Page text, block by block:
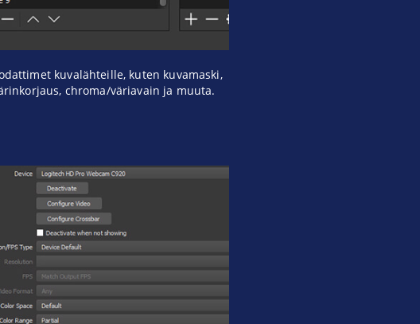
kuvalähteille, kuten kuvamaski,
chroma/väriavain ja muuta.